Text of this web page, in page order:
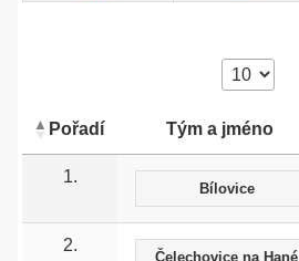
Pořadí Tým a jméno
1.
Bílovice
2.
Čelechovice na Hané